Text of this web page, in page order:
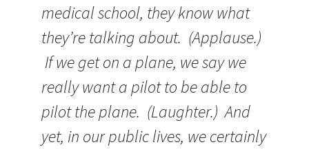
medical school, they know what
they’re talking about. (Applause.)
If we get on a plane, we say we
really want a pilot to be able to
pilot the plane. (Laughter.) And
yet, in our public lives, we certainly